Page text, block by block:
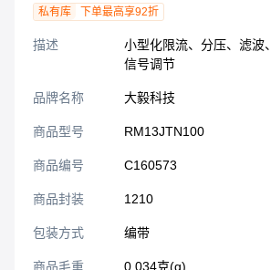
私有库
下单最高享92折
描述
小型化限流、分压、滤波、
信号调节
品牌名称 大毅科技
商品型号 RM13JTN100
商品编号 C160573
商品封装 1210​
包装方式 编带
商品毛重 0.034克(g)